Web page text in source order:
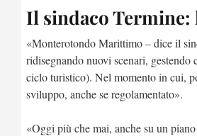
Il sindaco Termine:
«Monterotondo Marittimo – dice il
ridisegnando nuovi scenari,
ciclo turistico). Nel momento in cui,
sviluppo, anche se regolamentato».
«Oggi più che mai, anche su un